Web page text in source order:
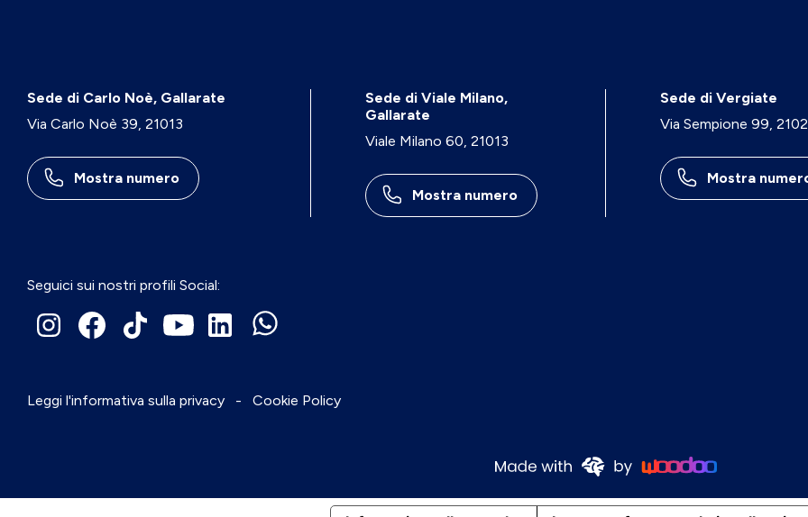
Sede di Carlo Noè, Gallarate
Via Carlo Noè 39, 21013
Mostra numero
Sede di Viale Milano,
Gallarate
Viale Milano 60, 21013
Mostra numero
Sede di Vergiate
Via Sempione 99,
Mostra
Seguici sui nostri profili Social:
Leggi l'informativa sulla privacy - Cookie Policy